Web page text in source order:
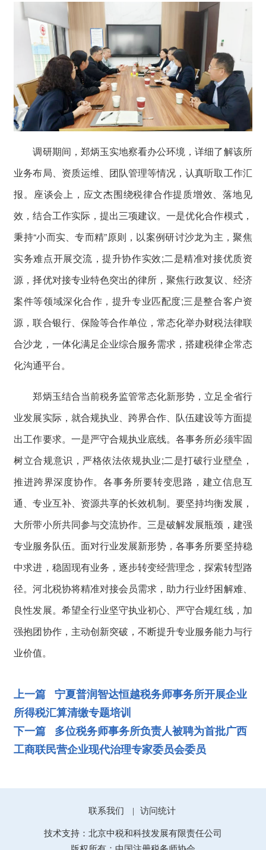
调研期间，郑炳玉实地察看办公环境，详细了解该所
业务布局、资质运维、团队管理等情况，认真听取工作汇
报。座谈会上，应文杰围绕税律合作提质增效、落地见
效，结合工作实际，提出三项建议。一是优化合作模式，
秉持“小而实、专而精”原则，以案例研讨沙龙为主，聚焦
实务难点开展交流，提升协作实效;二是精准对接优质资
源，择优对接专业特色突出的律所，聚焦行政复议、经济
案件等领域深化合作，提升专业匹配度;三是整合客户资
源，联合银行、保险等合作单位，常态化举办财税法律联
合沙龙，一体化满足企业综合服务需求，搭建税律企常态
化沟通平台。
郑炳玉结合当前税务监管常态化新形势，立足全省行
业发展实际，就合规执业、跨界合作、队伍建设等方面提
出工作要求。一是严守合规执业底线。各事务所必须牢固
树立合规意识，严格依法依规执业;二是打破行业壁垒，
推进跨界深度协作。各事务所要转变思路，建立信息互
通、专业互补、资源共享的长效机制。要坚持均衡发展，
大所带小所共同参与交流协作。三是破解发展瓶颈，建强
专业服务队伍。面对行业发展新形势，各事务所要坚持稳
中求进，稳固现有业务，逐步转变经营理念，探索转型路
径。河北税协将精准对接会员需求，助力行业纾困解难、
良性发展。希望全行业坚守执业初心、严守合规红线，加
强抱团协作，主动创新突破，不断提升专业服务能力与行
业价值。
上一篇 宁夏普润智达恒越税务师事务所开展企业
所得税汇算清缴专题培训
下一篇 多位税务师事务所负责人被聘为首批广西
工商联民营企业现代治理专家委员会委员
联系我们 |
访问统计
技术支持：北京中税和科技发展有限责任公司